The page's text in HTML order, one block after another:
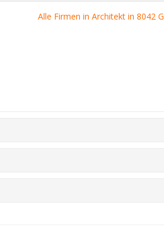
Alle Firmen in Architekt in 8042